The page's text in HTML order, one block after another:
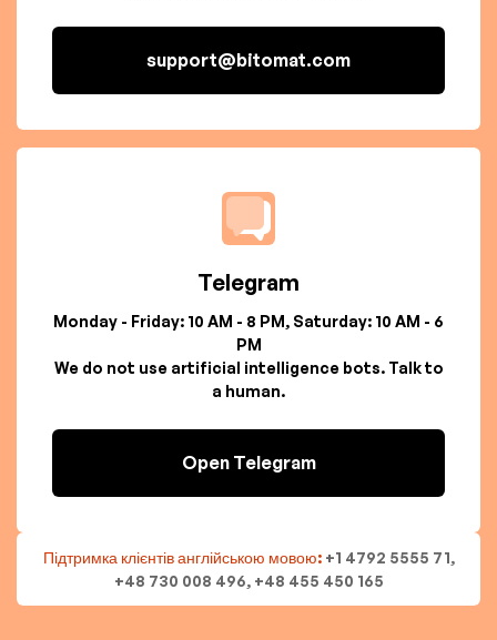
support@bitomat.com
Telegram
Monday - Friday: 10 AM - 8 PM, Saturday: 10 AM - 6
PM
We do not use artificial intelligence bots. Talk to
a human.
Open Telegram
Підтримка клієнтів англійською мовою: +1 4792 5555 71,
+48 730 008 496, +48 455 450 165